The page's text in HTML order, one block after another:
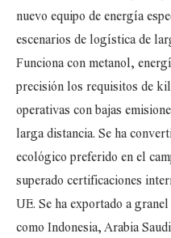
nuevo equipo de energía
escenarios de logística de
Funciona con metanol,
precisión los requisitos de
operativas con bajas
larga distancia. Se ha
ecológico preferido en el
superado certificaciones
UE. Se ha exportado a
como Indonesia, Arabia